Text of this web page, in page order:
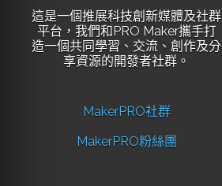
這是一個推展科技創新媒體及社群
平台，我們和PRO Maker攜手打
造一個共同學習、交流、創作及分
享資源的開發者社群。
MakerPRO社群
MakerPRO粉絲團